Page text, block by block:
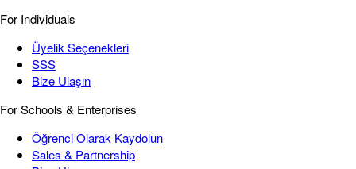
For Individuals
Üyelik Seçenekleri
SSS
Bize Ulaşın
For Schools & Enterprises
Öğrenci Olarak Kaydolun
Sales & Partnership